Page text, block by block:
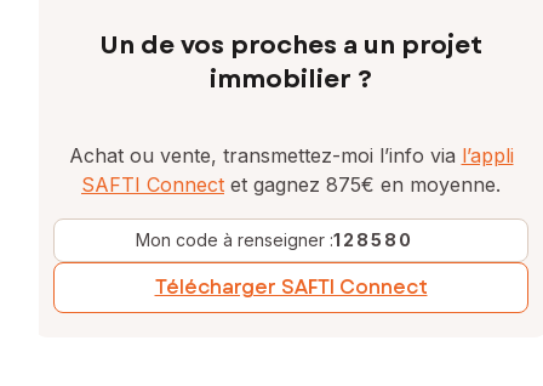
Un de vos proches a un projet
immobilier ?
Achat ou vente, transmettez-moi l’info via l’appli
SAFTI Connect et gagnez 875€ en moyenne.
Mon code à renseigner :128580
Télécharger SAFTI Connect